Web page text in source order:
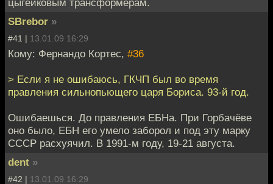
SBrebor »
#41 | 13.01.09 16:29
Кому: Фернандо Кортес, #36
> Если я не ошибаюсь, ГКЧП был во время
правления сильнопьющего царя Бориса. 93-й год.
Ошибаешься. До правления ЕБНа. При Горбачёве
оно было, ЕБН его умело заборол и под эту марку
СССР расхуячил. В 1991-м году, 19-21 августа.
dent »
#42 | 13.01.09 16:29